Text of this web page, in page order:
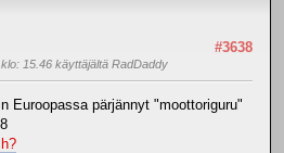
#3638
15.46 käyttäjältä RadDaddy
Euroopassa pärjännyt "moottoriguru"